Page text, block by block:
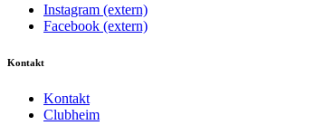
Instagram (extern)
Facebook (extern)
Kontakt
Kontakt
Clubheim